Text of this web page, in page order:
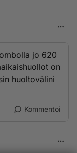
jo 620
on
huoltovälini
Kommentoi